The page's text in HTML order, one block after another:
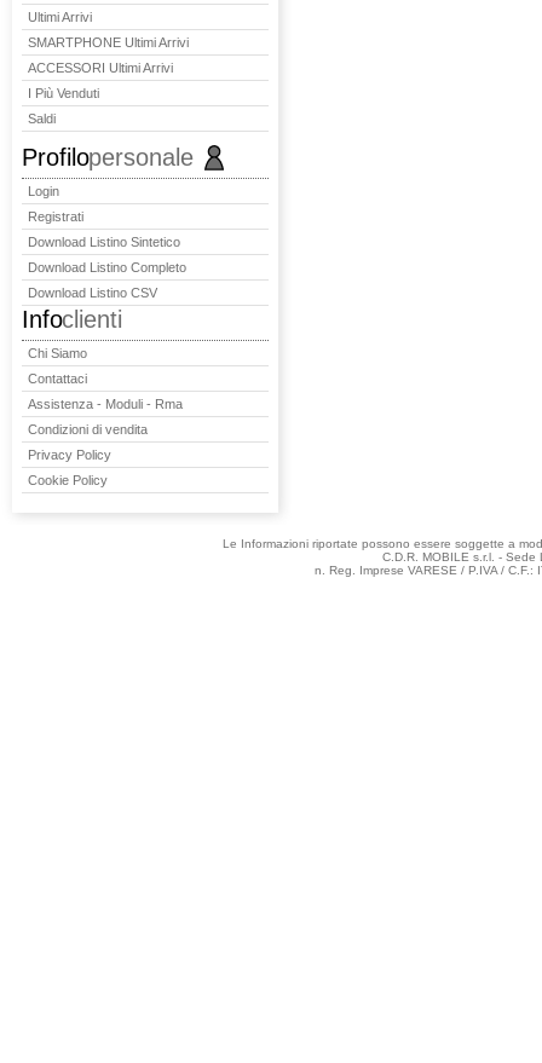
Ultimi Arrivi
SMARTPHONE Ultimi Arrivi
ACCESSORI Ultimi Arrivi
I Più Venduti
Saldi
Profilopersonale
Login
Registrati
Download Listino Sintetico
Download Listino Completo
Download Listino CSV
Infoclienti
Chi Siamo
Contattaci
Assistenza - Moduli - Rma
Condizioni di vendita
Privacy Policy
Cookie Policy
Le Informazioni riportate possono essere soggette a
C.D.R. MOBILE s.r.l. -
n. Reg. Imprese VARESE / P.IVA /